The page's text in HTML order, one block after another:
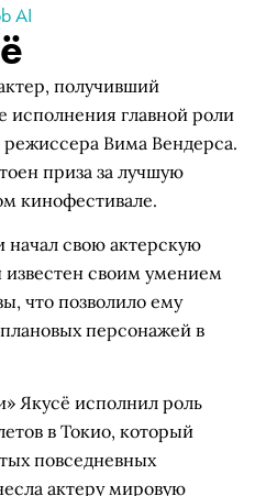
AI
получивший
исполнения главной роли
Вима Вендерса.
приза за лучшую
кинофестивале.
начал свою актерскую
известен своим умением
что позволило ему
персонажей в
Якусё исполнил роль
в Токио, который
повседневных
актеру мировую